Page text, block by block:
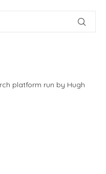
platform run by Hugh